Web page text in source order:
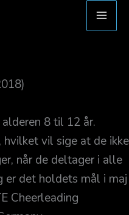
8 til 12 år.
vil sige at de ikke
når de deltager i alle
er det holdets mål i maj
Cheerleading